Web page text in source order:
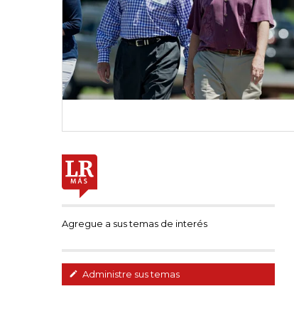
Agregue a sus temas de interés
Administre sus temas